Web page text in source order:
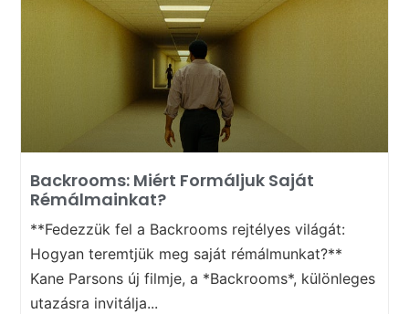
Backrooms: Miért Formáljuk Saját
Rémálmainkat?
**Fedezzük fel a Backrooms rejtélyes világát:
Hogyan teremtjük meg saját rémálmunkat?**
Kane Parsons új filmje, a *Backrooms*, különleges
utazásra invitálja...